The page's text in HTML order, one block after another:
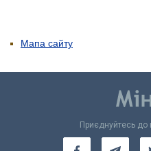
Мапа сайту
Приєднуйтесь